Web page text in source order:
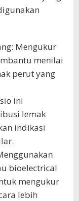
Mengukur
menilai
perut yang
ini
lemak
indikasi
bioelectrical
mengukur
lebih